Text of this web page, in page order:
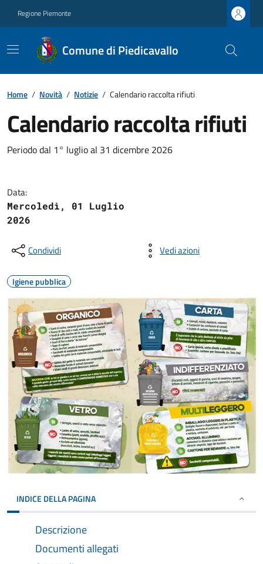
Regione Piemonte
Comune di Piedicavallo
Home / Novità / Notizie / Calendario raccolta rifiuti
Calendario raccolta rifiuti
Periodo dal 1° luglio al 31 dicembre 2026
Data:
Mercoledì, 01 Luglio
2026
Condividi Vedi azioni
Igiene pubblica
INDICE DELLA PAGINA
Descrizione
Documenti allegati